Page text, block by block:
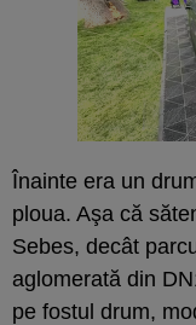
Înainte era un
ploua. Aşa că
Sebes, decât
aglomerată din
pe fostul drum,